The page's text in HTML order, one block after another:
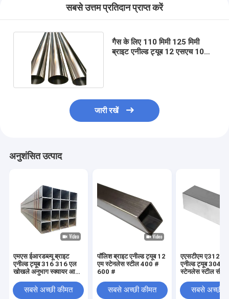
सबसे उत्तम प्रतिदान प्राप्त करें
गैस के लिए 110 मिमी 125 मिमी
ब्राइट एनील्ड ट्यूब 12 एसएच 10
जारी रखें
अनुशंसित उत्पाद
एमएस ईआरडब्ल्यू ब्राइट
एनील्ड ट्यूब 316 316 एल
खोखले अनुभाग स्क्वायर आयत
सबसे अच्छी कीमत
पॉलिश ब्राइट एनील्ड ट्यूब 12
एम स्टेनलेस स्टील 400 #
600 #
सबसे अच्छी कीमत
एएसटीएम ए312
एनील्ड ट्यूब 304
स्टेनलेस स्टील
सबसे अच्छी